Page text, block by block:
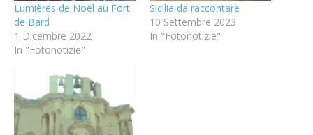
Lumières de Noël au Fort
de Bard
1 Dicembre 2022
In "Fotonotizie"
Sicilia da raccontare
10 Settembre 2023
In "Fotonotizie"